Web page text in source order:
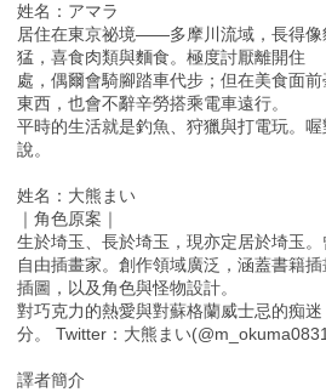
姓名：アマラ
居住在東京祕境——多摩川流域，長得像
猛，喜食肉類與麵食。極度討厭離開住
處，偶爾會騎腳踏車代步；但在美食面
東西，也會不辭辛勞搭乘電車遠行。
平時的生活就是釣魚、狩獵與打電玩。
說。
姓名：大熊まい
｜角色原案｜
生於埼玉、長於埼玉，現亦定居於埼玉
自由插畫家。創作領域廣泛，涵蓋書籍
插圖，以及角色與怪物設計。
對巧克力的熱愛與對蘇格蘭威士忌的痴
分。 Twitter：大熊まい
譯者簡介